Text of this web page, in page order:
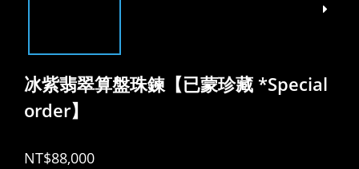
冰紫翡翠算盤珠鍊【已蒙珍藏 *Special
order】
NT$88,000